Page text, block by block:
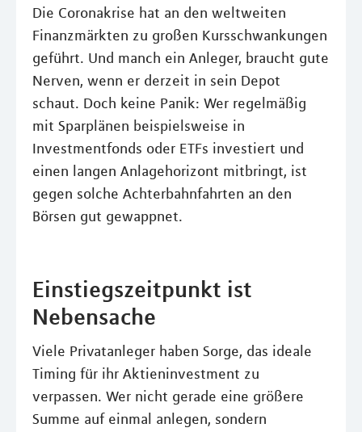
Die Coronakrise hat an den weltweiten
Finanzmärkten zu großen Kursschwankungen
geführt. Und manch ein Anleger, braucht gute
Nerven, wenn er derzeit in sein Depot
schaut. Doch keine Panik: Wer regelmäßig
mit Sparplänen beispielsweise in
Investmentfonds oder ETFs investiert und
einen langen Anlagehorizont mitbringt, ist
gegen solche Achterbahnfahrten an den
Börsen gut gewappnet.
Einstiegszeitpunkt ist
Nebensache
Viele Privatanleger haben Sorge, das ideale
Timing für ihr Aktieninvestment zu
verpassen. Wer nicht gerade eine größere
Summe auf einmal anlegen, sondern